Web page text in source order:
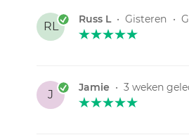
RL
Russ L • Gisteren •
J
Jamie • 3 weken